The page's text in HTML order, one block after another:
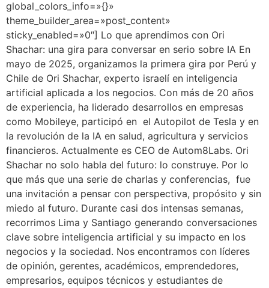
global_colors_info=»{}»
theme_builder_area=»post_content»
sticky_enabled=»0″] Lo que aprendimos con Ori
Shachar: una gira para conversar en serio sobre IA En
mayo de 2025, organizamos la primera gira por Perú y
Chile de Ori Shachar, experto israelí en inteligencia
artificial aplicada a los negocios. Con más de 20 años
de experiencia, ha liderado desarrollos en empresas
como Mobileye, participó en el Autopilot de Tesla y en
la revolución de la IA en salud, agricultura y servicios
financieros. Actualmente es CEO de Autom8Labs. Ori
Shachar no solo habla del futuro: lo construye. Por lo
que más que una serie de charlas y conferencias, fue
una invitación a pensar con perspectiva, propósito y sin
miedo al futuro. Durante casi dos intensas semanas,
recorrimos Lima y Santiago generando conversaciones
clave sobre inteligencia artificial y su impacto en los
negocios y la sociedad. Nos encontramos con líderes
de opinión, gerentes, académicos, emprendedores,
empresarios, equipos técnicos y estudiantes de